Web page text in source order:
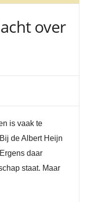
over
is vaak te
de Albert Heijn
daar
staat. Maar